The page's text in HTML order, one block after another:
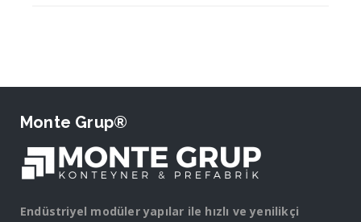
Monte Grup®
Endüstriyel modüler yapılar ile hızlı ve yenilikçi